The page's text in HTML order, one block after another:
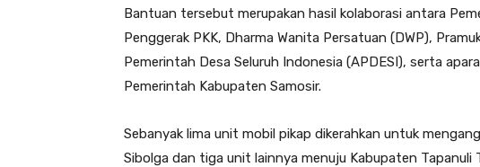
Bantuan tersebut merupakan hasil kolaborasi antara
Penggerak PKK, Dharma Wanita Persatuan (DWP),
Pemerintah Desa Seluruh Indonesia (APDESI), serta
Pemerintah Kabupaten Samosir.
Sebanyak lima unit mobil pikap dikerahkan untuk
Sibolga dan tiga unit lainnya menuju Kabupaten Tapanuli